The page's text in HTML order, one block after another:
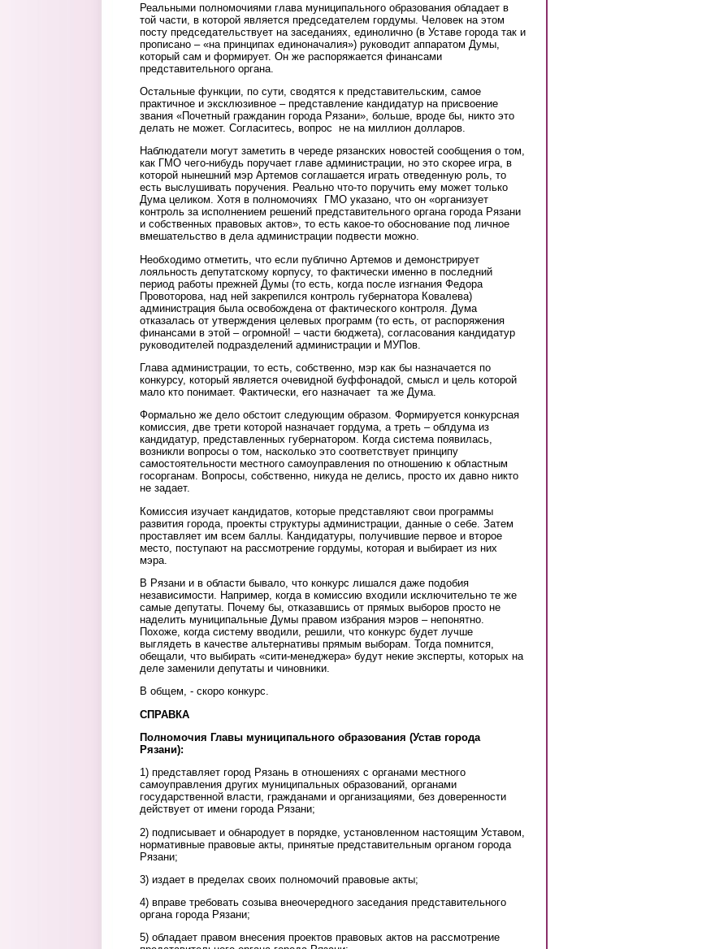
Реальными полномочиями глава муниципального образования обладает в
той части, в которой является председателем гордумы. Человек на этом
посту председательствует на заседаниях, единолично (в Уставе города так и
прописано – «на принципах единоначалия») руководит аппаратом Думы,
который сам и формирует. Он же распоряжается финансами
представительного органа.
Остальные функции, по сути, сводятся к представительским, самое
практичное и эксклюзивное – представление кандидатур на присвоение
звания «Почетный гражданин города Рязани», больше, вроде бы, никто это
делать не может. Согласитесь, вопрос не на миллион долларов.
Наблюдатели могут заметить в череде рязанских новостей сообщения о том,
как ГМО чего-нибудь поручает главе администрации, но это скорее игра, в
которой нынешний мэр Артемов соглашается играть отведенную роль, то
есть выслушивать поручения. Реально что-то поручить ему может только
Дума целиком. Хотя в полномочиях ГМО указано, что он «организует
контроль за исполнением решений представительного органа города Рязани
и собственных правовых актов», то есть какое-то обоснование под личное
вмешательство в дела администрации подвести можно.
Необходимо отметить, что если публично Артемов и демонстрирует
лояльность депутатскому корпусу, то фактически именно в последний
период работы прежней Думы (то есть, когда после изгнания Федора
Провоторова, над ней закрепился контроль губернатора Ковалева)
администрация была освобождена от фактического контроля. Дума
отказалась от утверждения целевых программ (то есть, от распоряжения
финансами в этой – огромной! – части бюджета), согласования кандидатур
руководителей подразделений администрации и МУПов.
Глава администрации, то есть, собственно, мэр как бы назначается по
конкурсу, который является очевидной буффонадой, смысл и цель которой
мало кто понимает. Фактически, его назначает та же Дума.
Формально же дело обстоит следующим образом. Формируется конкурсная
комиссия, две трети которой назначает гордума, а треть – облдума из
кандидатур, представленных губернатором. Когда система появилась,
возникли вопросы о том, насколько это соответствует принципу
самостоятельности местного самоуправления по отношению к областным
госорганам. Вопросы, собственно, никуда не делись, просто их давно никто
не задает.
Комиссия изучает кандидатов, которые представляют свои программы
развития города, проекты структуры администрации, данные о себе. Затем
проставляет им всем баллы. Кандидатуры, получившие первое и второе
место, поступают на рассмотрение гордумы, которая и выбирает из них
мэра.
В Рязани и в области бывало, что конкурс лишался даже подобия
независимости. Например, когда в комиссию входили исключительно те же
самые депутаты. Почему бы, отказавшись от прямых выборов просто не
наделить муниципальные Думы правом избрания мэров – непонятно.
Похоже, когда систему вводили, решили, что конкурс будет лучше
выглядеть в качестве альтернативы прямым выборам. Тогда помнится,
обещали, что выбирать «сити-менеджера» будут некие эксперты, которых на
деле заменили депутаты и чиновники.
В общем, - скоро конкурс.
СПРАВКА
Полномочия Главы муниципального образования (Устав города
Рязани):
1) представляет город Рязань в отношениях с органами местного
самоуправления других муниципальных образований, органами
государственной власти, гражданами и организациями, без доверенности
действует от имени города Рязани;
2) подписывает и обнародует в порядке, установленном настоящим Уставом,
нормативные правовые акты, принятые представительным органом города
Рязани;
3) издает в пределах своих полномочий правовые акты;
4) вправе требовать созыва внеочередного заседания представительного
органа города Рязани;
5) обладает правом внесения проектов правовых актов на рассмотрение